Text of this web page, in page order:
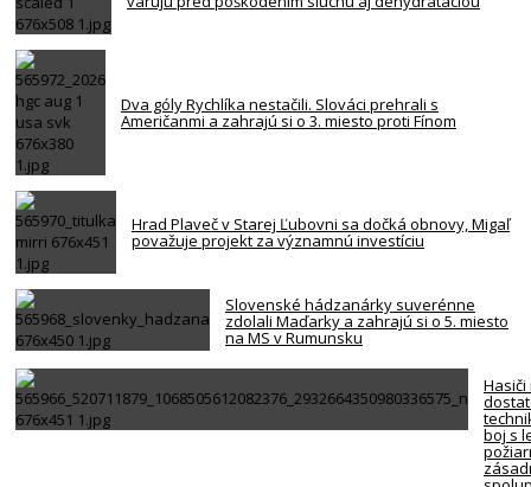
Dva góly Rychlíka nestačili. Slováci prehrali s
Američanmi a zahrajú si o 3. miesto proti Fínom
Hrad Plaveč v Starej Ľubovni sa dočká obnovy, Migaľ
považuje projekt za významnú investíciu
Slovenské hádzanárky suverénne
zdolali Maďarky a zahrajú si o 5. miesto
na MS v Rumunsku
Hasiči
boj s